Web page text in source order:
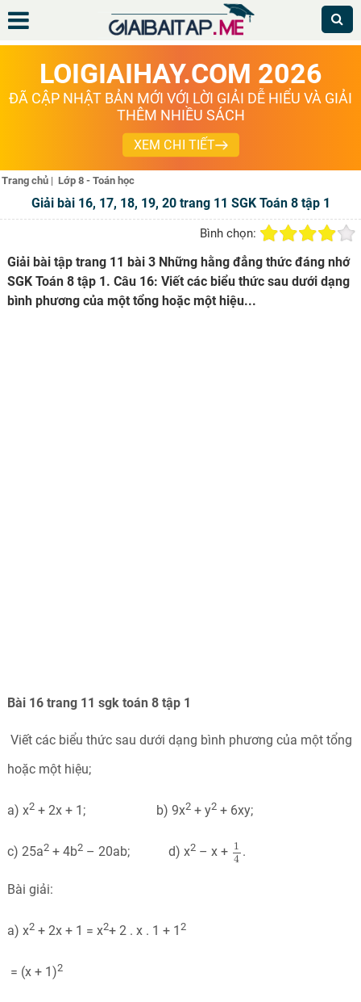
LOIGIAIHAY.COM 2026
ĐÃ CẬP NHẬT BẢN MỚI VỚI LỜI GIẢI DỄ HIỂU VÀ GIẢI
THÊM NHIỀU SÁCH
XEM CHI TIẾT
Trang chủ | Lớp 8 - Toán học
Giải bài 16, 17, 18, 19, 20 trang 11 SGK Toán 8 tập 1
Bình chọn:
Giải bài tập trang 11 bài 3 Những hằng đẳng thức đáng nhớ
SGK Toán 8 tập 1. Câu 16: Viết các biểu thức sau dưới dạng
bình phương của một tổng hoặc một hiệu...
Bài 16 trang 11 sgk toán 8 tập 1
Viết các biểu thức sau dưới dạng bình phương của một tổng
hoặc một hiệu;
a) x2+ 2x + 1; b) 9x2+ y2+ 6xy;
c) 25a2+ 4b2– 20ab; d) x2– x + 1
4
1
.
Bài giải:
a) x2+ 2x + 1 = x2+ 2 . x . 1 + 1 2
= (x + 1)2